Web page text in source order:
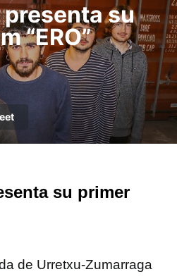
presenta su
“ERO”
su primer
de Urretxu-Zumarraga